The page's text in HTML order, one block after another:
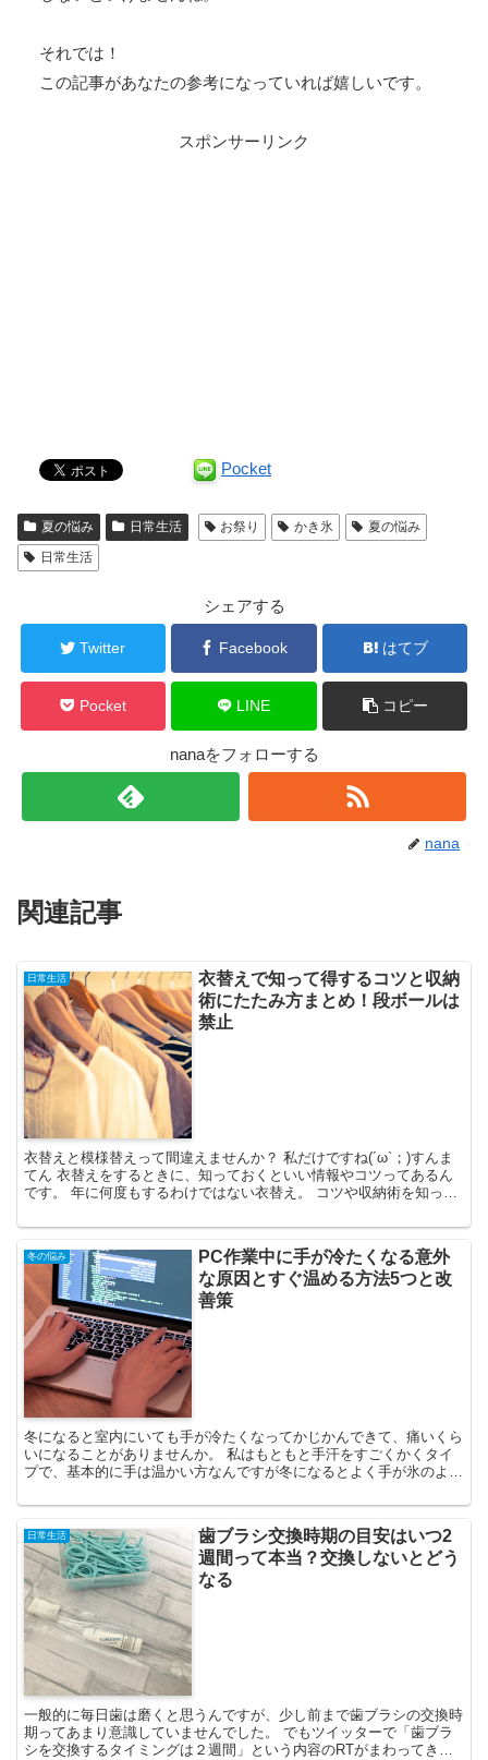
それでは！
この記事があなたの参考になっていれば嬉しいです。
スポンサーリンク
Pocket
夏の悩み 日常生活 お祭り かき氷
夏の悩み
日常生活
シェアする
Twitter Facebook はてブ
Pocket LINE コピー
nanaをフォローする
nana
関連記事
日常生活
衣替えで知って得するコツと収納
術にたたみ方まとめ！段ボールは
禁止
衣替えと模様替えって間違えませんか？ 私だけですね(´ω`；)すんま
てん 衣替えをするときに、知っておくといい情報やコツってあるん
です。 年に何度もするわけではない衣替え。 コツや収納術を知って
冬の悩み
PC作業中に手が冷たくなる意外
な原因とすぐ温める方法5つと改
善策
冬になると室内にいても手が冷たくなってかじかんできて、痛いくら
いになることがありませんか。 私はもともと手汗をすごくかくタイ
プで、基本的に手は温かい方なんですが冬になるとよく手が氷のよう
日常生活
歯ブラシ交換時期の目安はいつ2
週間って本当？交換しないとどう
なる
一般的に毎日歯は磨くと思うんですが、少し前まで歯ブラシの交換時
期ってあまり意識していませんでした。 でもツイッターで「歯ブラ
シを交換するタイミングは２週間」という内容のRTがまわってきて